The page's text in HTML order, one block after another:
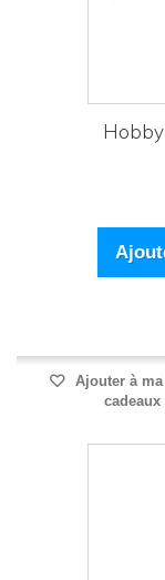
Hobby
Ajouter à
cadeaux